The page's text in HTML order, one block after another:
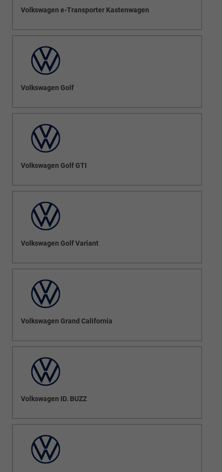
Volkswagen e-Transporter Kastenwagen
Volkswagen Golf
Volkswagen Golf GTI
Volkswagen Golf Variant
Volkswagen Grand California
Volkswagen ID. BUZZ